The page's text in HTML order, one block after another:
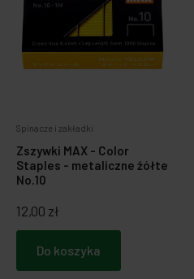
Spinacze i zakładki
Zszywki MAX - Color
Staples - metaliczne żółte
No.10
12,00 zł
Do koszyka